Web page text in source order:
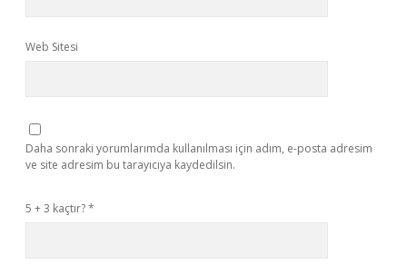
Web Sitesi
Daha sonraki yorumlarımda kullanılması için adım, e-posta adresim
ve site adresim bu tarayıcıya kaydedilsin.
5 + 3 kaçtır?*